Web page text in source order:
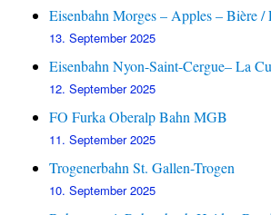
Eisenbahn Morges – Apples – Bière /
13. September 2025
Eisenbahn Nyon-Saint-Cergue– La
12. September 2025
FO Furka Oberalp Bahn MGB
11. September 2025
Trogenerbahn St. Gallen-Trogen
10. September 2025